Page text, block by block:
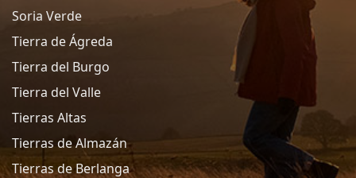
Soria Verde
Tierra de Ágreda
Tierra del Burgo
Tierra del Valle
Tierras Altas
Tierras de Almazán
Tierras de Berlanga